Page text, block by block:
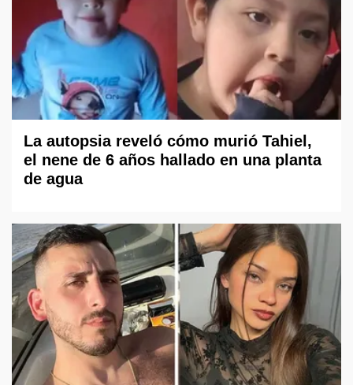
La autopsia reveló cómo murió Tahiel,
el nene de 6 años hallado en una planta
de agua